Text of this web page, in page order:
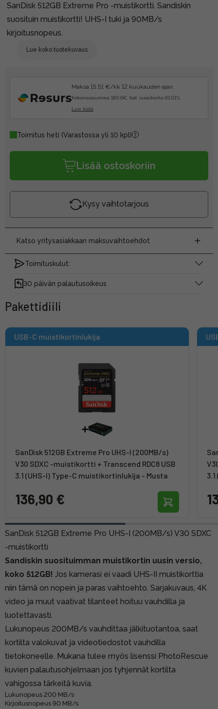
SanDisk 512GB Extreme Pro -muistikortti. Sandiskin
suosituin muistikortti! UHS-I tuki ja 90MB/s
kirjoitusnopeus.
Lue koko tuotekuvaus
Maksa 15.51 €/kk 12 kuukauden ajan.
Kokonaissumma 180.6€, tod. vuosikorko 61.01%.
Lue lisää
Toimitus heti (Varastossa yli 10 kpl)
Lisää ostoskoriin
Kysy vaihtotarjous
Katso yritysasiakkaan maksuvaihtoehdot
Toimituskulut:
30 päivän palautusoikeus
Pakettidiili
USB-C muistikortinlukija
SanDisk 512GB Extreme Pro UHS-I (200MB/s)
V30 SDXC -muistikortti + Transcend RDC8 USB
3.1 (UHS-I) Type-C muistikortinlukija - Musta
136,90 €
SanDisk 512GB Extreme Pro UHS-I (200MB/s) V30 SDXC
-muistikortti
Sandiskin suosituimman muistikortin uusin versio,
koko 512GB! Jos kamerasi ei vaadi UHS-II muistikorttia
niin tämä on nopein ja paras vaihtoehto. Sarjakuvaus, 4K
video ja muut vaativat tilanteet hoituu vauhdilla ja
luotettavasti.
Lukunopeus 200MB/s vauhdittaa jälkituotantoa, saat
kortilta valokuvat ja videotiedostot vauhdilla
tietokoneelle. Mukana tulee myös lisenssi PhotoRescue
kuvien palautusohjelmaan jos tyhjennät kortilta
vahigossa tärkeitä kuvia.
Lukunopeus 200 MB/s
Kirjoitusnopeus 90 MB/s